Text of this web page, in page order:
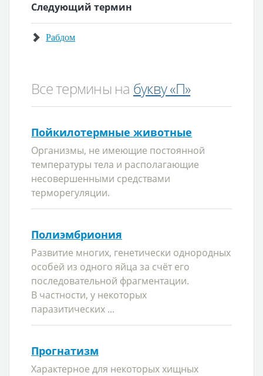
Следующий термин
Рабдом
Все термины на букву «П»
Пойкилотермные животные
Организмы, не имеющие постоянной
температуры тела и располагающие
несовершенными средствами
терморегуляции.
Полиэмбриония
Развитие многих, генетически однородных
особей из одного яйца за счёт его
последовательной фрагментации.
В частности, у некоторых
паразитических ...
Прогнатизм
Характерное для некоторых хищных